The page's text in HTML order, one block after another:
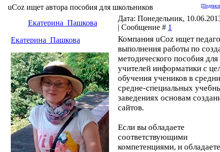
[
uCoz ищет автора пособия для школьников
Екатерина_Пашкова
Дата: Понедельник,
| Сообщение # 1
Екатерина_Пашкова
Компания uCoz ищет
выполнения работы по
методического пособия для
учителей информатики с
обучения учеников в
средне-специальных
заведениях основам
сайтов.
Если вы обладаете
соответствующими
компетенциями, и обладаете